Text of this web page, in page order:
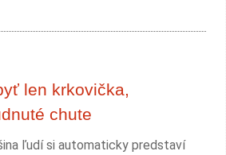
len krkovička,
chute
ľudí si automaticky predstaví